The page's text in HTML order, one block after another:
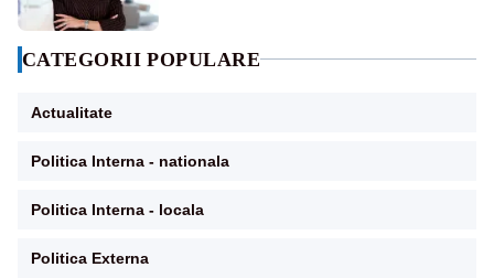
CATEGORII POPULARE
Actualitate
Politica Interna - nationala
Politica Interna - locala
Politica Externa